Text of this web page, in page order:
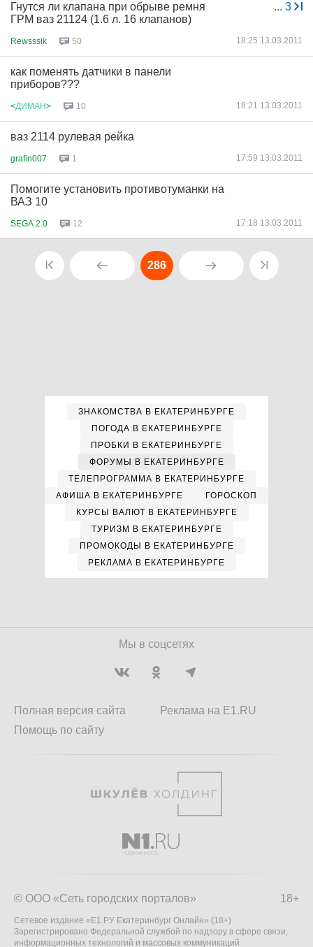
... 3
Гнутся ли клапана при обрыве ремня
ГРМ ваз 21124 (1.6 л. 16 клапанов)
Rewsssik 50 18:25 13.03.2011
как поменять датчики в панели
приборов???
<ДИМАН> 10 18:21 13.03.2011
ваз 2114 рулевая рейка
grafin007 1 17:59 13.03.2011
Помогите установить противотуманки на
ВАЗ 10
SEGA 2.0 12 17:18 13.03.2011
286
ЗНАКОМСТВА В ЕКАТЕРИНБУРГЕ
ПОГОДА В ЕКАТЕРИНБУРГЕ
ПРОБКИ В ЕКАТЕРИНБУРГЕ
ФОРУМЫ В ЕКАТЕРИНБУРГЕ
ТЕЛЕПРОГРАММА В ЕКАТЕРИНБУРГЕ
АФИША В ЕКАТЕРИНБУРГЕ
ГОРОСКОП
КУРСЫ ВАЛЮТ В ЕКАТЕРИНБУРГЕ
ТУРИЗМ В ЕКАТЕРИНБУРГЕ
ПРОМОКОДЫ В ЕКАТЕРИНБУРГЕ
РЕКЛАМА В ЕКАТЕРИНБУРГЕ
Мы в соцсетях
Полная версия сайта
Помощь по сайту
Реклама на E1.RU
18+
© ООО «Сеть городских порталов»
Сетевое издание «Е1.РУ Екатеринбург Онлайн» (18+)
Зарегистрировано Федеральной службой по надзору в сфере связи,
информационных технологий и массовых коммуникаций